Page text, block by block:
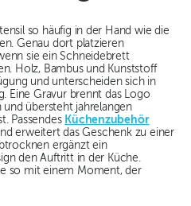
so häufig in der Hand wie die
Genau dort platzieren
sie ein Schneidebrett
Holz, Bambus und Kunststoff
und unterscheiden sich in
Eine Gravur brennt das Logo
übersteht jahrelangen
Passendes Küchenzubehör
erweitert das Geschenk zu einer
ergänzt ein
den Auftritt in der Küche.
so mit einem Moment, der